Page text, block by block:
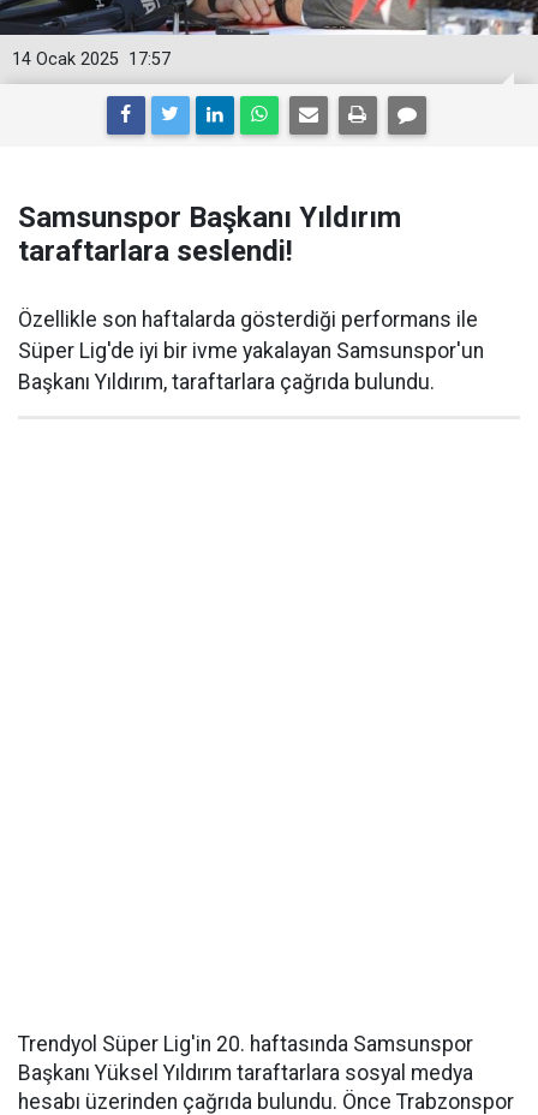
17:57
14 Ocak 2025
Samsunspor Başkanı Yıldırım
taraftarlara seslendi!
Özellikle son haftalarda gösterdiği performans ile
Süper Lig'de iyi bir ivme yakalayan Samsunspor'un
Başkanı Yıldırım, taraftarlara çağrıda bulundu.
Trendyol Süper Lig'in 20. haftasında Samsunspor
Başkanı Yüksel Yıldırım taraftarlara sosyal medya
hesabı üzerinden çağrıda bulundu. Önce Trabzonspor